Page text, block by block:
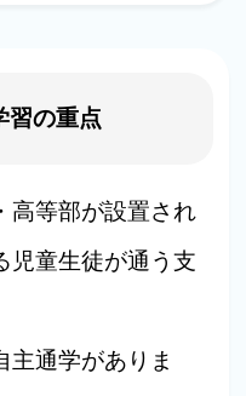
習の重点
高等部が設置され
児童生徒が通う支
主通学がありま